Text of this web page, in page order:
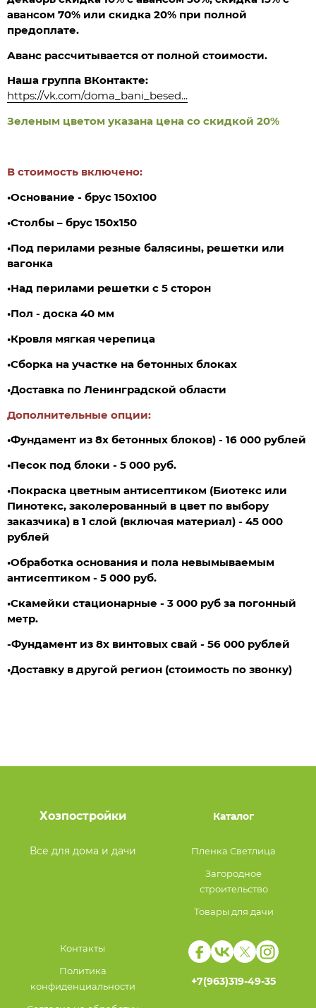
авансом 70% или скидка 20% при полной
предоплате.
Аванс рассчитывается от полной стоимости.
Наша группа ВКонтакте:
https://vk.com/doma_bani_besed...
Зеленым цветом указана цена со скидкой 20%
В стоимость включено:
•Основание - брус 150х100
•Столбы – брус 150х150
•Под перилами резные балясины, решетки или
вагонка
•Над перилами решетки с 5 сторон
•Пол - доска 40 мм
•Кровля мягкая черепица
•Сборка на участке на бетонных блоках
•Доставка по Ленинградской области
Дополнительные опции:
•Фундамент из 8х бетонных блоков) - 16 000 рублей
•Песок под блоки - 5 000 руб.
•Покраска цветным антисептиком (Биотекс или
Пинотекс, заколерованный в цвет по выбору
заказчика) в 1 слой (включая материал) - 45 000
рублей
•Обработка основания и пола невымываемым
антисептиком - 5 000 руб.
•Скамейки стационарные - 3 000 руб за погонный
метр.
-Фундамент из 8х винтовых свай - 56 000 рублей
•Доставку в другой регион (стоимость по звонку)
Хозпостройки
Все для дома и дачи
Каталог
Пленка Светлица
Загородное
строительство
Товары для дачи
Контакты
Политика
конфиденциальности
+7(963)319-49-35